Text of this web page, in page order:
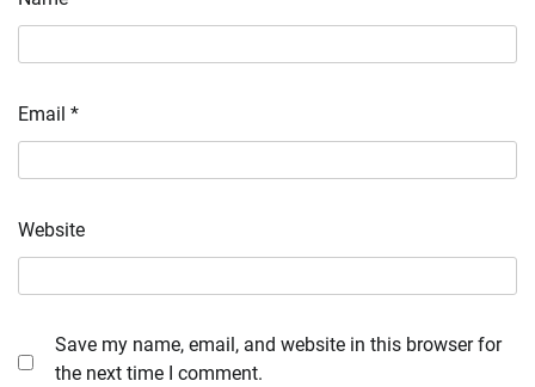
Email *
Website
Save my name, email, and website in this browser for
the next time I comment.